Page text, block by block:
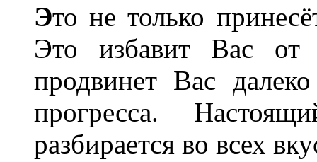
Это не только
Это избавит Вас
продвинет Вас
прогресса.
разбирается во всех